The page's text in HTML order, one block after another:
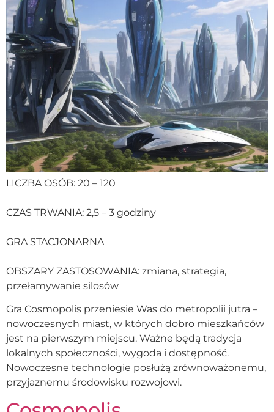
LICZBA OSÓB: 20 – 120
CZAS TRWANIA: 2,5 – 3 godziny
GRA STACJONARNA
OBSZARY ZASTOSOWANIA: zmiana, strategia,
przełamywanie silosów
Gra Cosmopolis przeniesie Was do metropolii jutra –
nowoczesnych miast, w których dobro mieszkańców
jest na pierwszym miejscu. Ważne będą tradycja
lokalnych społeczności, wygoda i dostępność.
Nowoczesne technologie posłużą zrównoważonemu,
przyjaznemu środowisku rozwojowi.